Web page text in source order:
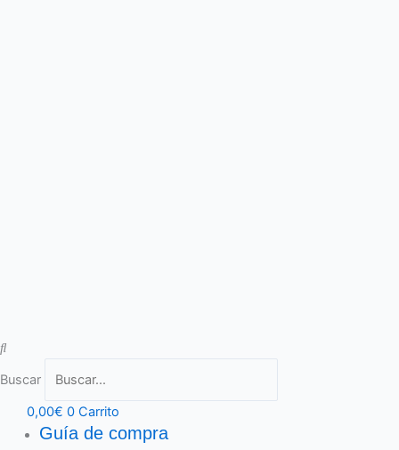
Buscar
0,00€ 0 Carrito
Guía de compra